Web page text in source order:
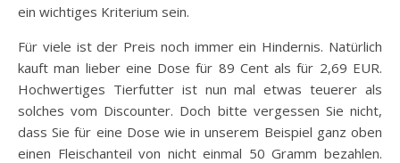
ein wichtiges Kriterium sein.
Für viele ist der Preis noch immer ein Hindernis. Natürlich
kauft man lieber eine Dose für 89 Cent als für 2,69 EUR.
Hochwertiges Tierfutter ist nun mal etwas teuerer als
solches vom Discounter. Doch bitte vergessen Sie nicht,
dass Sie für eine Dose wie in unserem Beispiel ganz oben
einen Fleischanteil von nicht einmal 50 Gramm bezahlen.